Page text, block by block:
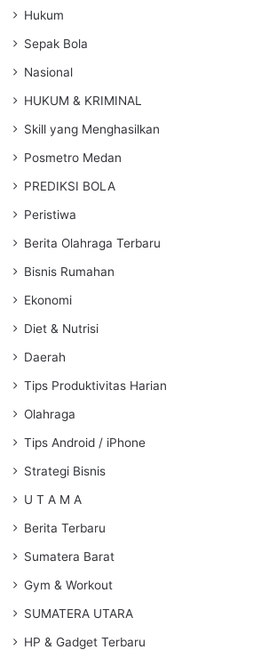
Hukum
Sepak Bola
Nasional
HUKUM & KRIMINAL
Skill yang Menghasilkan
Posmetro Medan
PREDIKSI BOLA
Peristiwa
Berita Olahraga Terbaru
Bisnis Rumahan
Ekonomi
Diet & Nutrisi
Daerah
Tips Produktivitas Harian
Olahraga
Tips Android / iPhone
Strategi Bisnis
U T A M A
Berita Terbaru
Sumatera Barat
Gym & Workout
SUMATERA UTARA
HP & Gadget Terbaru